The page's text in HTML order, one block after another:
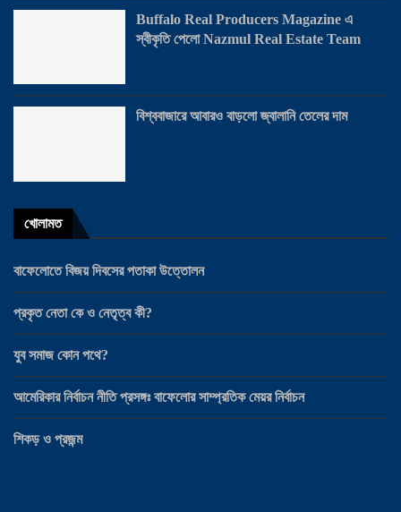
Buffalo Real Producers Magazine এ
স্বীকৃতি পেলো Nazmul Real Estate Team
বিশ্ববাজারে আবারও বাড়লো জ্বালানি তেলের দাম
খোলামত
বাফেলোতে বিজয় দিবসের পতাকা উত্তোলন
প্রকৃত নেতা কে ও নেতৃত্ব কী?
যুব সমাজ কোন পথে?
আমেরিকার নির্বাচন নীতি প্রসঙ্গঃ বাফেলোর সাম্প্রতিক মেয়র নির্বাচন
শিকড় ও প্রজন্ম